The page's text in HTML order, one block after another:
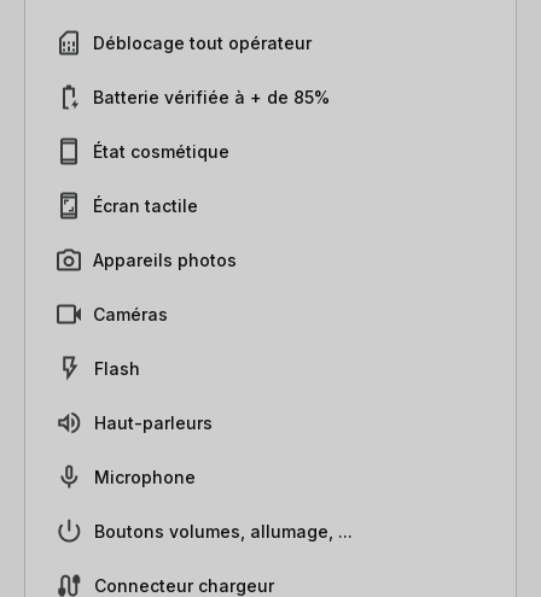
Déblocage tout opérateur
Batterie vérifiée à + de 85%
État cosmétique
Écran tactile
Appareils photos
Caméras
Flash
Haut-parleurs
Microphone
Boutons volumes, allumage, ...
Connecteur chargeur